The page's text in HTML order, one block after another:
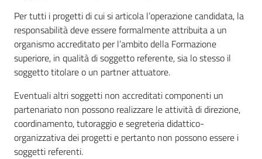
Per tutti i progetti di cui si articola l’operazione candidata, la
responsabilità deve essere formalmente attribuita a un
organismo accreditato per l’ambito della Formazione
superiore, in qualità di soggetto referente, sia lo stesso il
soggetto titolare o un partner attuatore.
Eventuali altri soggetti non accreditati componenti un
partenariato non possono realizzare le attività di direzione,
coordinamento, tutoraggio e segreteria didattico-
organizzativa dei progetti e pertanto non possono essere i
soggetti referenti.